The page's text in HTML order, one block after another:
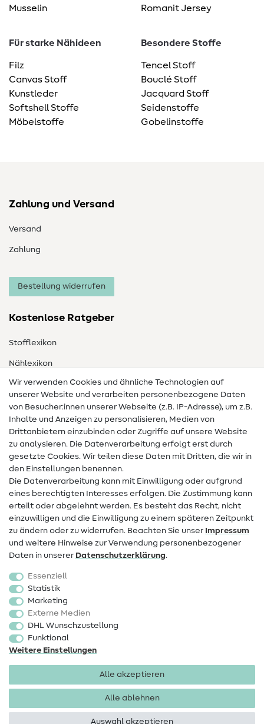
Musselin
Romanit Jersey
Für starke Nähideen
Filz
Canvas Stoff
Kunstleder
Softshell Stoffe
Möbelstoffe
Besondere Stoffe
Tencel Stoff
Bouclé Stoff
Jacquard Stoff
Seidenstoffe
Gobelinstoffe
Zahlung und Versand
Versand
Zahlung
Bestellung widerrufen
Kostenlose Ratgeber
Stofflexikon
Nählexikon
Nähanleitungen
Hilfe & Kontakt
Kontakt
Infos zum Betreiberwechsel
Widerrufsrecht
Beliebt
Stoffe
Sale
Schnittmuster
Wir verwenden Cookies und ähnliche Technologien auf
unserer Website und verarbeiten personenbezogene Daten
von Besucher:innen unserer Webseite (z.B. IP-Adresse), um z.B.
Inhalte und Anzeigen zu personalisieren, Medien von
Drittanbietern einzubinden oder Zugriffe auf unsere Website
zu analysieren. Die Datenverarbeitung erfolgt erst durch
gesetzte Cookies. Wir teilen diese Daten mit Dritten, die wir in
den Einstellungen benennen.
Die Datenverarbeitung kann mit Einwilligung oder aufgrund
eines berechtigten Interesses erfolgen. Die Zustimmung kann
erteilt oder abgelehnt werden. Es besteht das Recht, nicht
einzuwilligen und die Einwilligung zu einem späteren Zeitpunkt
zu ändern oder zu widerrufen. Beachten Sie unser Impressum
und weitere Hinweise zur Verwendung personenbezogener
Daten in unserer Daten­schutz­erklärung.
Essenziell
Statistik
Marketing
Externe Medien
DHL Wunschzustellung
Funktional
Weitere Einstellungen
Alle akzeptieren
Alle ablehnen
Auswahl akzeptieren
Impressum Datenschutz
AGB